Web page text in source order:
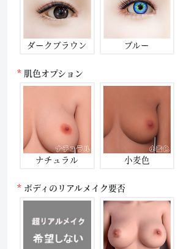
ダークブラウン ブルー
肌色オプション
ナチュラル 小麦色
ボディのリアルメイク要否